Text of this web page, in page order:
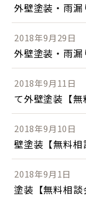
外壁塗装・雨漏
2018年9月29日
外壁塗装・雨漏
2018年9月11日
て外壁塗装【無
2018年9月10日
壁塗装【無料相
2018年9月1日
塗装【無料相談